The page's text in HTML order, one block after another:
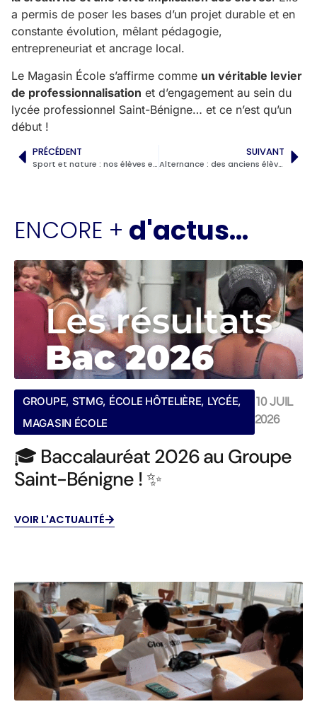
a permis de poser les bases d’un projet durable et en
constante évolution, mêlant pédagogie,
entrepreneuriat et ancrage local.
Le Magasin École s’affirme comme un véritable levier
de professionnalisation et d’engagement au sein du
lycée professionnel Saint-Bénigne… et ce n’est qu’un
début !
PRÉCÉDENT
Sport et nature : nos élèves entre lac Kir et aventure dans le Doubs
SUIVANT
Alternance : des anciens élèves inspirent les Terminales du Lycée Professionnel Saint-Bénigne
ENCORE + d'actus...
GROUPE, STMG, ÉCOLE HÔTELIÈRE, LYCÉE,
MAGASIN ÉCOLE
10 JUIL
2026
🎓 Baccalauréat 2026 au Groupe
Saint-Bénigne ! ✨
VOIR L'ACTUALITÉ